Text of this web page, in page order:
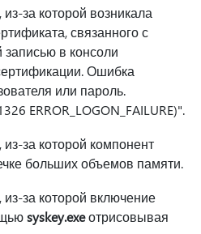
за которой возникала
связанного с
записью в консоли
Ошибка
или пароль.
ERROR_LOGON_FAILURE)".
за которой компонент
больших объемов памяти.
за которой включение
syskey.exeотрисовывая